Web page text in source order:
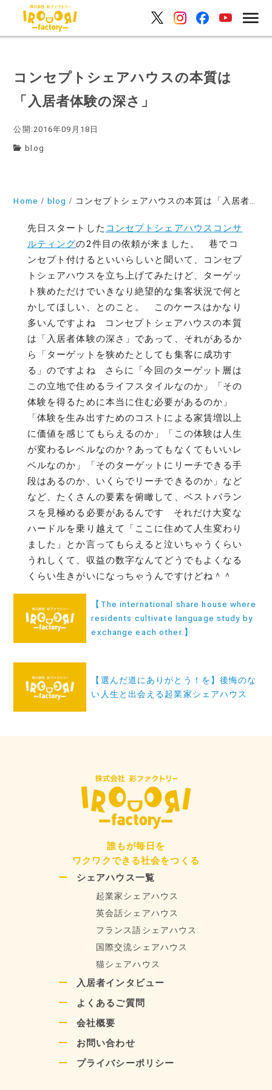
コンセプトシェアハウスの本質は
「入居者体験の深さ」
公開:2016年09月18日
blog
Home blog コンセプトシェアハウスの本質は「入居者体験の深さ」
先日スタートした コンセプトシェアハウスコンサ
ルティングの2件目の依頼が来ました。 巷でコ
ンセプト付けるといいらしいと聞いて、コンセプ
トシェアハウスを立ち上げてみたけど、ターゲッ
ト狭めただけでいきなり絶望的な集客状況で何と
かしてほしい、とのこと。 このケースはかなり
多いんですよね コンセプトシェアハウスの本質
は「入居者体験の深さ」であって、それがあるか
ら「ターゲットを狭めたとしても集客に成功す
る」のですよね さらに「今回のターゲット層は
この立地で住めるライフスタイルなのか」「その
体験を得るために本当に住む必要があるのか」
「体験を生み出すためのコストによる家賃増以上
に価値を感じてもらえるのか」「この体験は人生
が変わるレベルなのか？あってもなくてもいいレ
ベルなのか」「そのターゲットにリーチできる手
段はあるのか、いくらでリーチできるのか」など
など、たくさんの要素を俯瞰して、ベストバラン
スを見極める必要があるんです それだけ大変な
ハードルを乗り越えて「ここに住めて人生変わり
ました」とか言ってもらえると泣いちゃうくらい
うれしくて、収益の数字なんてどうでもよくなる
くらい生きがいになっちゃうんですけどね＾＾
投
シ
【The international share house where
residents cultivate language study by
exchange each other.】
【選んだ道にありがとう！を】後悔のな
い人生と出会える起業家シェアハウス
誰もが毎日を
ワクワクできる社会をつくる
シェアハウス一覧
起業家シェアハウス
英会話シェアハウス
フランス語シェアハウス
国際交流シェアハウス
猫シェアハウス
入居者インタビュー
よくあるご質問
会社概要
お問い合わせ
プライバシーポリシー